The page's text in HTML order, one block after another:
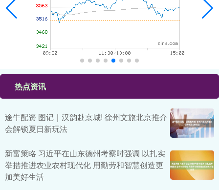
热点资讯
途牛配资 图记｜汉韵赴京城! 徐州文旅北京推介
会解锁夏日新玩法
新富策略 习近平在山东德州考察时强调 以扎实
举措推进农业农村现代化 用勤劳和智慧创造更
加美好生活